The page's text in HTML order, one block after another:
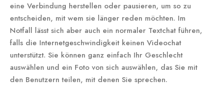
eine Verbindung herstellen oder pausieren, um so zu
entscheiden, mit wem sie länger reden möchten. Im
Notfall lässt sich aber auch ein normaler Textchat führen,
falls die Internetgeschwindigkeit keinen Videochat
unterstützt. Sie können ganz einfach Ihr Geschlecht
auswählen und ein Foto von sich auswählen, das Sie mit
den Benutzern teilen, mit denen Sie sprechen.